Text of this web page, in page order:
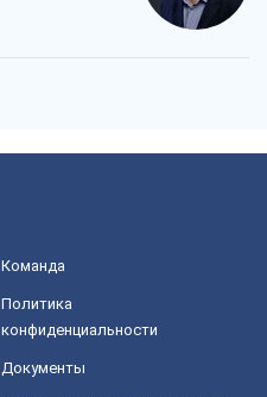
Команда
Политика
конфиденциальности
Документы